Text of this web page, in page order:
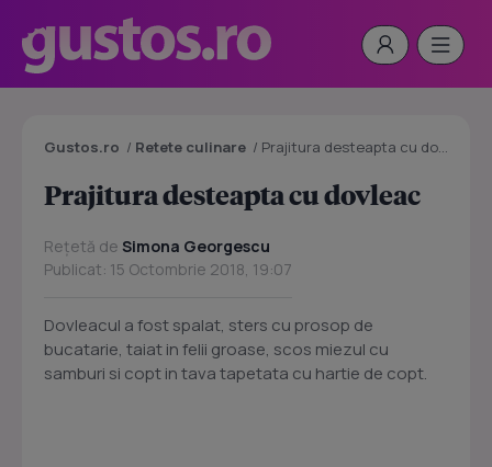
Gustos.ro / Retete culinare / Prajitura desteapta cu dovleac
Prajitura desteapta cu dovleac
Rețetă de Simona Georgescu
Publicat: 15 Octombrie 2018, 19:07
Dovleacul a fost spalat, sters cu prosop de
bucatarie, taiat in felii groase, scos miezul cu
samburi si copt in tava tapetata cu hartie de copt.